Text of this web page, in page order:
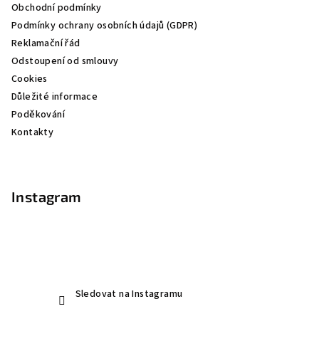
Obchodní podmínky
Podmínky ochrany osobních údajů (GDPR)
Reklamační řád
Odstoupení od smlouvy
Cookies
Důležité informace
Poděkování
Kontakty
Instagram
Sledovat na Instagramu